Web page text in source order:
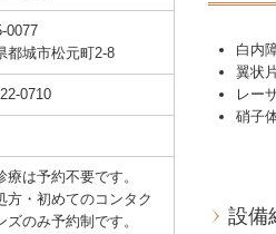
0077
都城市松元町2-8
0710
療は予約不要です。
方・初めてのコンタク
ズのみ予約制です。
白内
翼状
レー
硝子
設備